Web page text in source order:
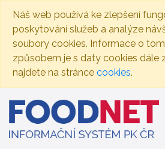
Náš web používá ke zlepšení
poskytování služeb a analýze
soubory cookies. Informace o
způsobem je s daty cookies dále
najdete na stránce cookies.